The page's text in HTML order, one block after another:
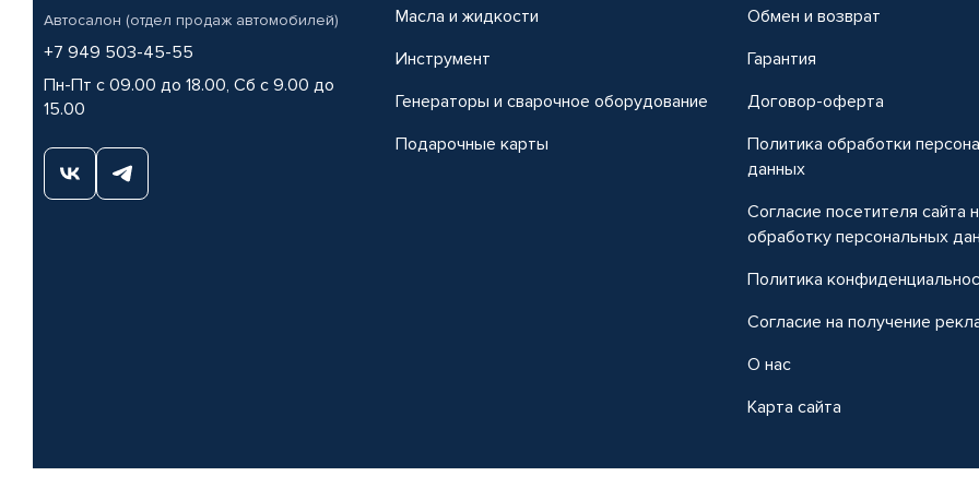
Автосалон (отдел продаж автомобилей)
+7 949 503-45-55
Пн-Пт с 09.00 до 18.00, Сб с 9.00 до
15.00
Масла и жидкости
Инструмент
Генераторы и сварочное оборудование
Подарочные карты
Обмен и возврат
Гарантия
Договор-оферта
Политика обработки
данных
Согласие посетителя сайта
обработку персональных
Политика
Согласие на получение
О нас
Карта сайта